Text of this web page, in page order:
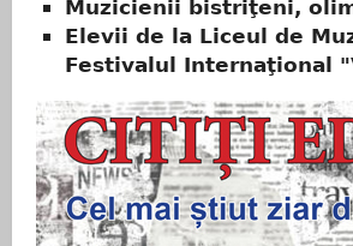
Muzicienii bistriţeni,
Elevii de la Liceul de
Festivalul Internaţional